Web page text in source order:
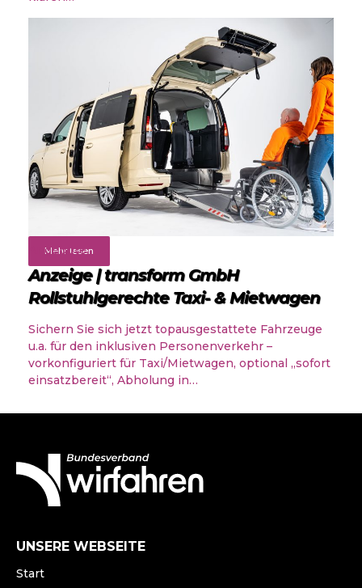
Mehr lesen
Angebote
Anzeige | transform GmbH
Rollstuhlgerechte Taxi- & Mietwagen
Sichern Sie sich jetzt topausgestattete Fahrzeuge
u.a. für den inklusiven Personenverkehr –
vorkonfiguriert für Taxi/Mietwagen, optional „sofort
einsatzbereit“, Abholung in…
UNSERE WEBSEITE
Start